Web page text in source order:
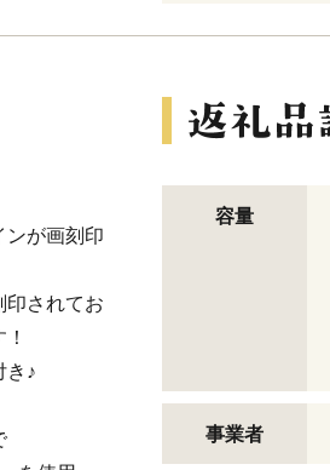
ンが画刻印
印されてお
き♪
容量
事業者